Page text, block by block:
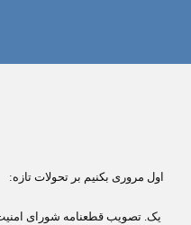
اول مروری بکنیم بر تحولات تازه:
یک. تصویب قطعنامه شورای